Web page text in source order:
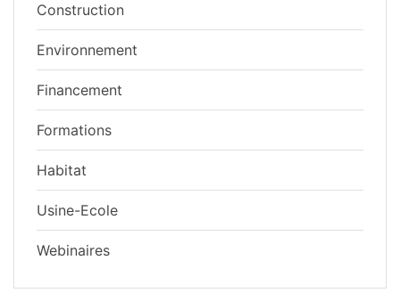
Construction
Environnement
Financement
Formations
Habitat
Usine-Ecole
Webinaires